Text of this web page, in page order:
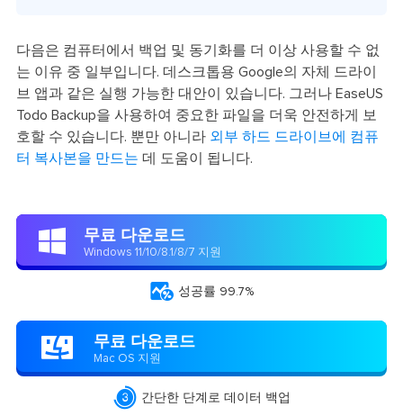
다음은 컴퓨터에서 백업 및 동기화를 더 이상 사용할 수 없
는 이유 중 일부입니다. 데스크톱용 Google의 자체 드라이
브 앱과 같은 실행 가능한 대안이 있습니다. 그러나 EaseUS
Todo Backup을 사용하여 중요한 파일을 더욱 안전하게 보
호할 수 있습니다. 뿐만 아니라 외부 하드 드라이브에 컴퓨
터 복사본을 만드는 데 도움이 됩니다.
 무료 다운로드
Windows 11/10/8.1/8/7 지원
 성공률 99.7%
 무료 다운로드
Mac OS 지원
 간단한 단계로 데이터 백업